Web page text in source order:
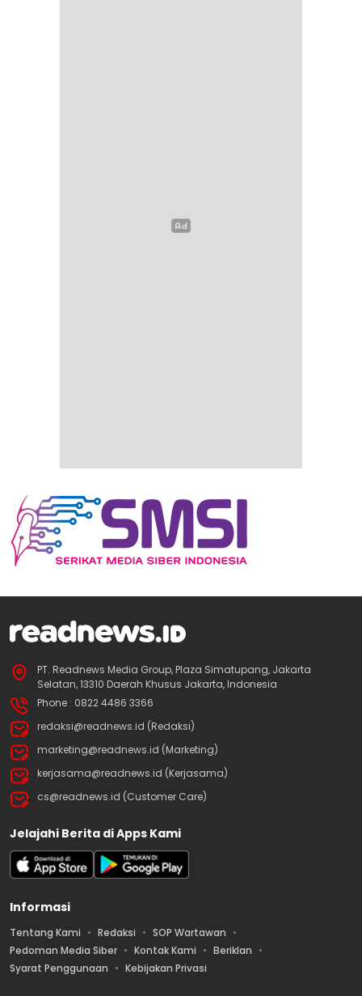
PT. Readnews Media Group, Plaza Simatupang, Jakarta
Selatan, 13310 Daerah Khusus Jakarta, Indonesia
Phone : 0822 4486 3366
redaksi@readnews.id (Redaksi)
marketing@readnews.id (Marketing)
kerjasama@readnews.id (Kerjasama)
cs@readnews.id (Customer Care)
Jelajahi Berita di Apps Kami
Informasi
Tentang Kami Redaksi
SOP Wartawan
Pedoman Media Siber
Kontak Kami
Beriklan
Syarat Penggunaan
Kebijakan Privasi